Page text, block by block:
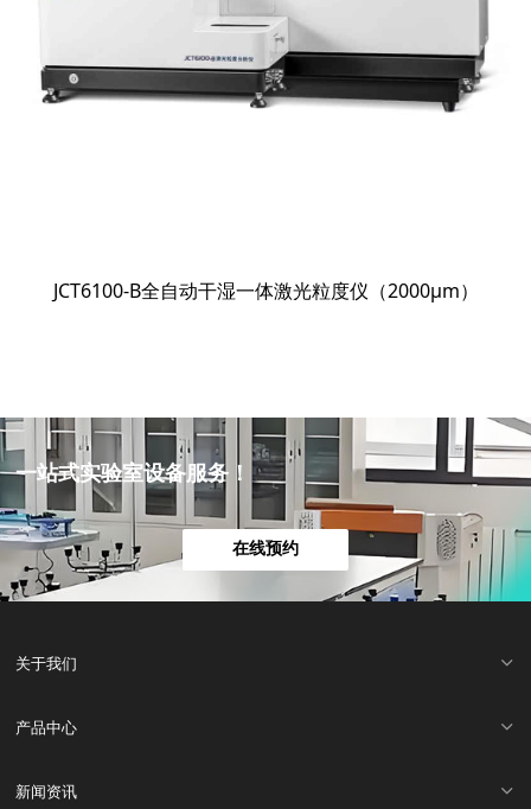
JCT6100-B全自动干湿一体激光粒度仪（2000μm）
一站式实验室设备服务！
在线预约
关于我们
产品中心
新闻资讯